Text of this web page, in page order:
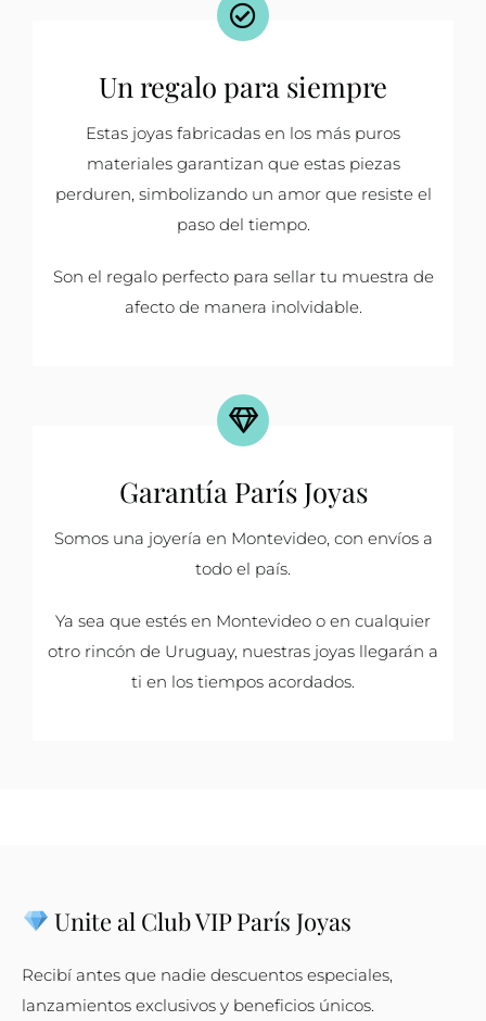
Un regalo para siempre
Estas joyas fabricadas en los más puros
materiales garantizan que estas piezas
perduren, simbolizando un amor que resiste el
paso del tiempo.
Son el regalo perfecto para sellar tu muestra de
afecto de manera inolvidable.
Garantía París Joyas
Somos una joyería en Montevideo, con envíos a
todo el país.
Ya sea que estés en Montevideo o en cualquier
otro rincón de Uruguay, nuestras joyas llegarán a
ti en los tiempos acordados.
Unite al Club VIP París Joyas
Recibí antes que nadie descuentos especiales,
lanzamientos exclusivos y beneficios únicos.